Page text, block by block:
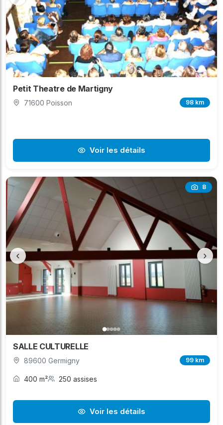
Petit Theatre de Martigny
71600 Poisson 98 km
Voir les détails
8
‹ ›
SALLE CULTURELLE
89600 Germigny 99 km
400 m² 250 assises
Voir les détails